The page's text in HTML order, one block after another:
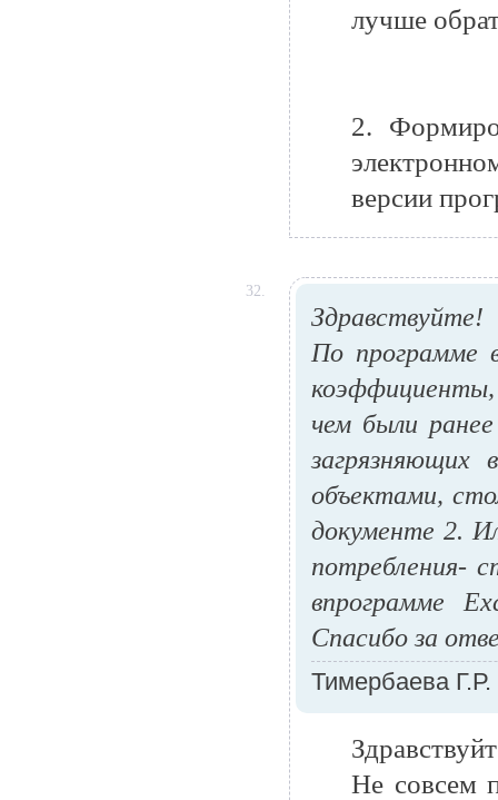
лучше
2.
версии
32.
Здравствуйте!
По программе
коэффициенты,
чем были
объектами,
документе 2.
потребления-
впрограмме
Спасибо за
Тимербаева Г.Р.
Не совсем